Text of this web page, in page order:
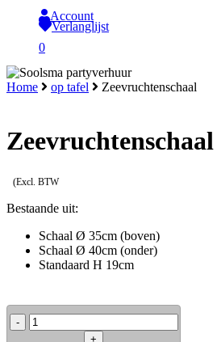
Account
Verlanglijst
search
0
Close
Home op tafel Zeevruchtenschaal
Zeevruchtenschaal
(Excl. BTW
Bestaande uit:
Schaal Ø 35cm (boven)
Schaal Ø 40cm (onder)
Standaard H 19cm
Zeevruchtenschaal
aantal